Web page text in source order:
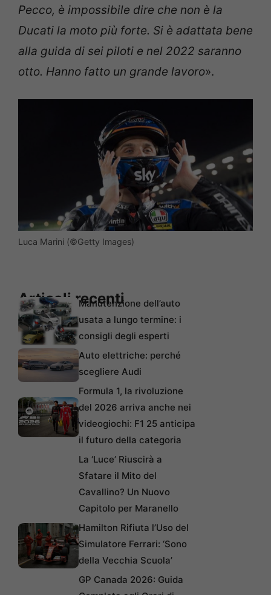
Pecco, è impossibile dire che non è la
Ducati la moto più forte. Si è adattata bene
alla guida di sei piloti e nel 2022 saranno
otto. Hanno fatto un grande lavoro».
Luca Marini (©Getty Images)
Articoli recentiManutenzione dell’auto
usata a lungo termine: i
consigli degli esperti
Auto elettriche: perché
scegliere Audi
Formula 1, la rivoluzione
del 2026 arriva anche nei
videogiochi: F1 25 anticipa
il futuro della categoria
La ‘Luce’ Riuscirà a
Sfatare il Mito del
Cavallino? Un Nuovo
Capitolo per Maranello
Hamilton Rifiuta l’Uso del
Simulatore Ferrari: ‘Sono
della Vecchia Scuola’
GP Canada 2026: Guida